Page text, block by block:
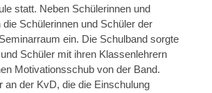
statt. Neben Schülerinnen und
Schülerinnen und Schüler der
ein. Die Schulband sorgte
Schüler mit ihren Klassenlehrern
Motivationsschub von der Band.
der KvD, die die Einschulung